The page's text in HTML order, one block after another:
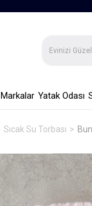
Markalar Yatak Odası
Sıcak Su Torbası